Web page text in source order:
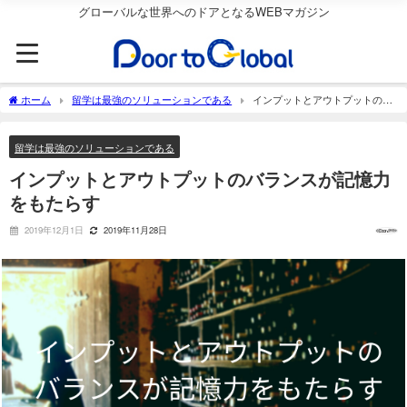
グローバルな世界へのドアとなるWEBマガジン
ホーム 留学は最強のソリューションである
インプットとアウトプットのバ
留学は最強のソリューションである
インプットとアウトプットのバランスが記憶力
をもたらす
2019年12月1日 2019年11月28日